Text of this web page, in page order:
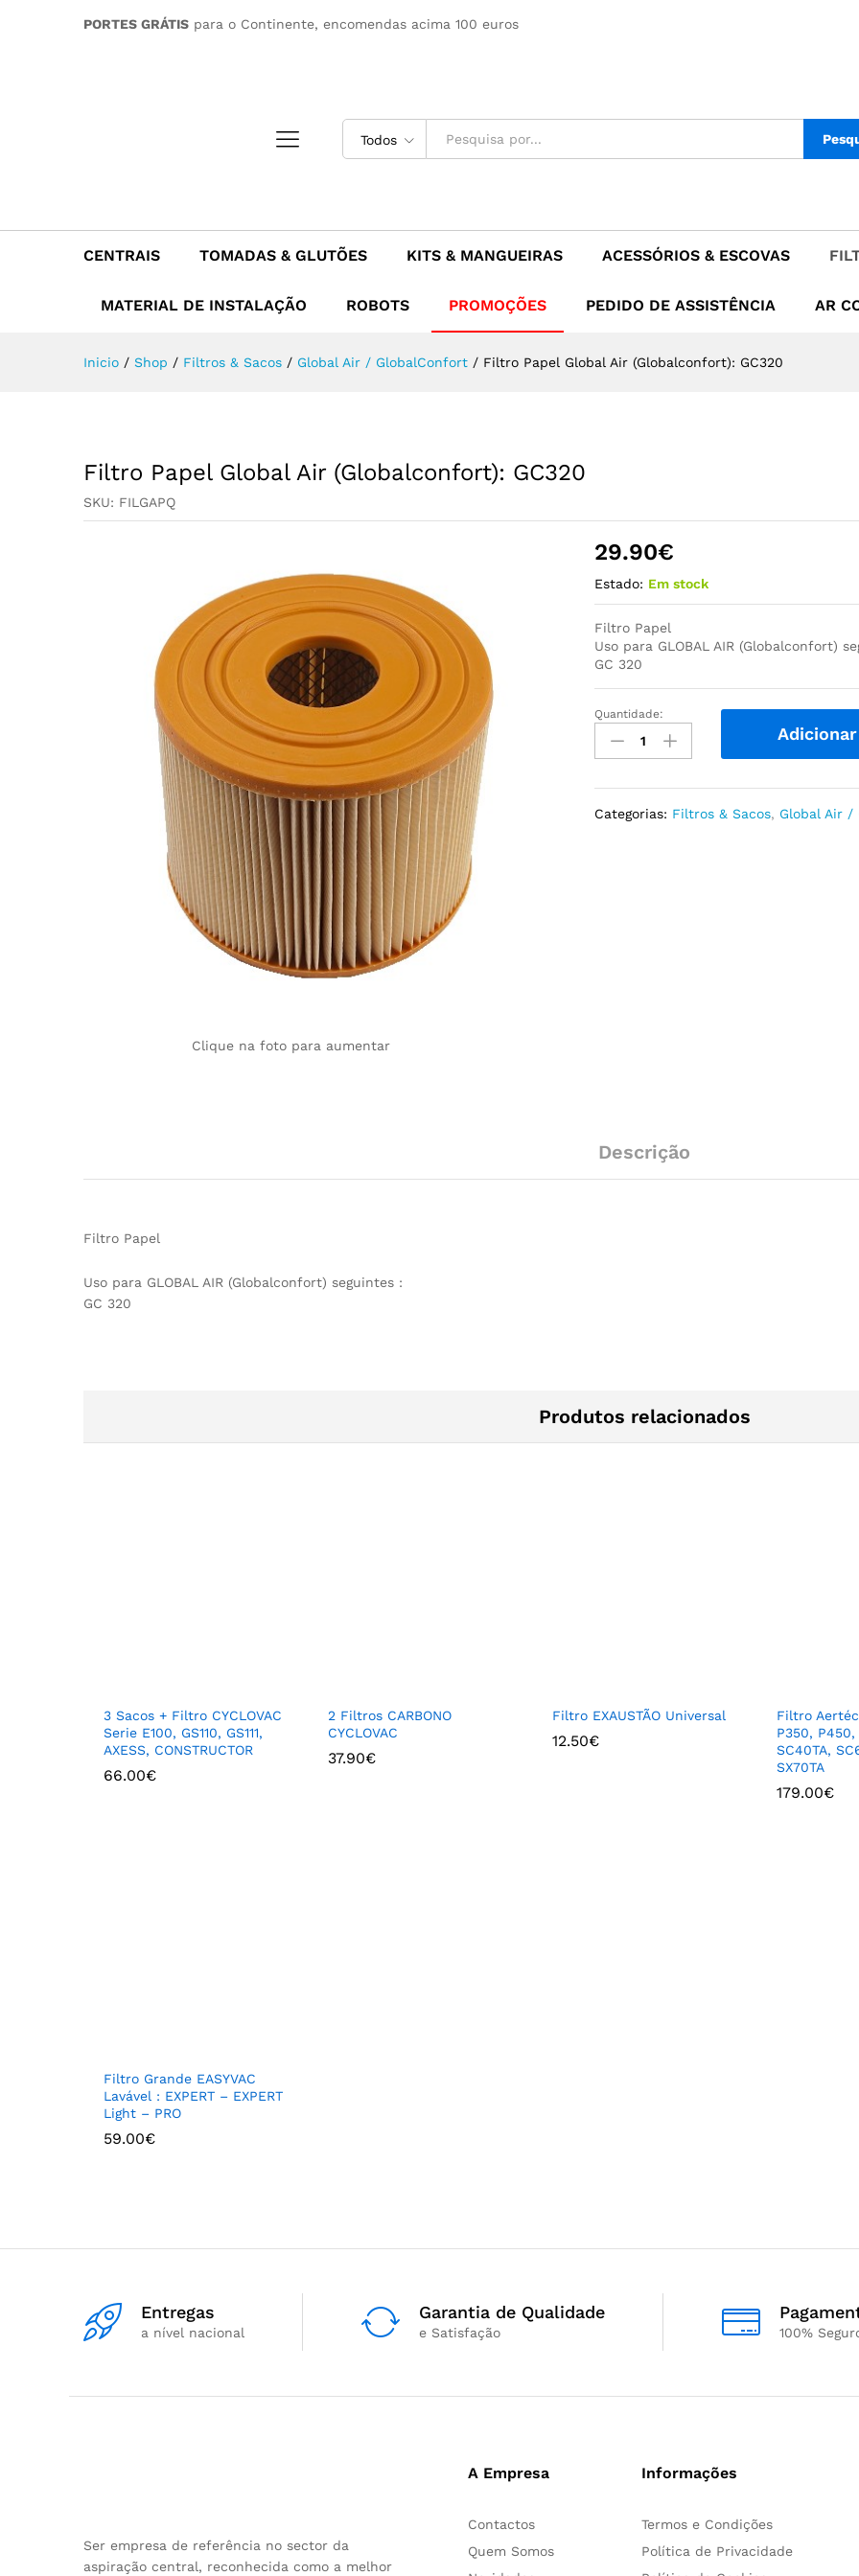
PORTES GRÁTIS para o Continente, encomendas acima 100 euros
Todos
CENTRAIS TOMADAS & GLUTÕES KITS & MANGUEIRAS ACESSÓRIOS & ESCOVAS
MATERIAL DE INSTALAÇÃO ROBOTS PROMOÇÕES PEDIDO DE ASSISTÊNCIA AR
Inicio / Shop / Filtros & Sacos / Global Air / GlobalConfort / Filtro Papel Global Air (Globalconfort): GC320
Filtro Papel Global Air (Globalconfort): GC320
SKU: FILGAPQ
Clique na foto para aumentar
29.90€
Estado: Em stock
Filtro Papel
Uso para GLOBAL AIR (Globalconfort)
GC 320
Filtro
Papel
Global
GC320
Quantidade:
Adicionar
Categorias: Filtros & Sacos, Global Air /
Descrição
Filtro Papel
Uso para GLOBAL AIR (Globalconfort) seguintes :
GC 320
Produtos relacionados
3 Sacos + Filtro CYCLOVAC
Serie E100, GS110, GS111,
AXESS, CONSTRUCTOR
66.00€
2 Filtros CARBONO
CYCLOVAC
37.90€
Filtro EXAUSTÃO Universal
12.50€
Filtro
P350, P450,
SC40TA,
SX70TA
179.00€
Filtro Grande EASYVAC
Lavável : EXPERT – EXPERT
Light – PRO
59.00€
Entregas
a nível nacional
Garantia de Qualidade
e Satisfação 100%
Ser empresa de referência no sector da
aspiração central, reconhecida como a melhor
A Empresa
Contactos
Quem Somos
Informações
Termos e Condições
Política de Privacidade
Descrição